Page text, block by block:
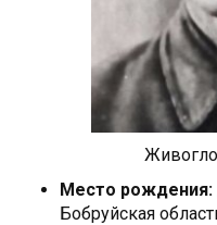
Место рождения:
Бобруйская